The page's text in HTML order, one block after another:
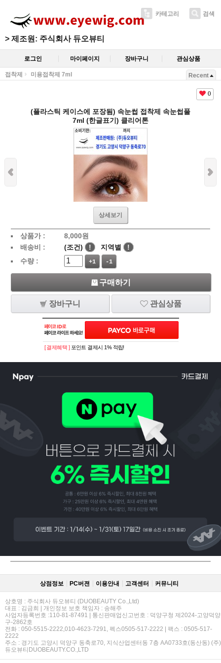
> 제조원: 주식회사 듀오뷰티
카테고리 검색
로그인 마이페이지 장바구니 관심상품
접착제 미용접착제 7ml Recent
0
(플라스틱 케이스에 포장됨) 속눈썹 접착제 속눈썹풀
7ml (한글표기) 클리어톤
상세보기
상품가 : 8,000원
배송비 :
(조건) ! 지역별
!
수량 :
+1 -1
구매하기
장바구니 관심상품
PAYCO 바로
[ 결제혜택 ] 포인트 결제시 1% 적립!
상점정보 PC버젼 이용안내 고객센터 커뮤니티
상호명 : 주식회사 듀오뷰티 (DUOBEAUTY Co.,Ltd)
대표 : 김금희 | 개인정보 보호 책임자 : 송해주
사업자등록번호 :110-81-87491 | 통신판매업신고번호 : 덕양구청 제2024-고양덕양
구-2862호
전화 : 050-5515-2222,010-4623-7291, 펙스0505-517-2222 | 팩스 : 0505-517-
2222
주소 : 경기도 고양시 덕양구 동축로70, 지식산업센터동 7층 AA0733호(동산동) (주)
듀오뷰티DUOBEAUTY.CO.,LTD